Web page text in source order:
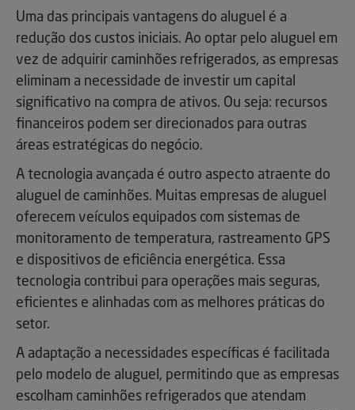
Uma das principais vantagens do aluguel é a
redução dos custos iniciais. Ao optar pelo aluguel em
vez de adquirir caminhões refrigerados, as empresas
eliminam a necessidade de investir um capital
significativo na compra de ativos. Ou seja: recursos
financeiros podem ser direcionados para outras
áreas estratégicas do negócio.
A tecnologia avançada é outro aspecto atraente do
aluguel de caminhões. Muitas empresas de aluguel
oferecem veículos equipados com sistemas de
monitoramento de temperatura, rastreamento GPS
e dispositivos de eficiência energética. Essa
tecnologia contribui para operações mais seguras,
eficientes e alinhadas com as melhores práticas do
setor.
A adaptação a necessidades específicas é facilitada
pelo modelo de aluguel, permitindo que as empresas
escolham caminhões refrigerados que atendam